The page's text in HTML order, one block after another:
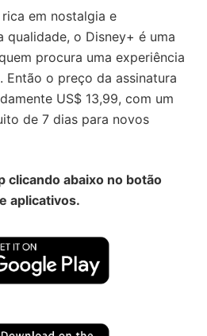
em nostalgia e
qualidade, o Disney+ é uma
procura uma experiência
Então o preço da assinatura
US$ 13,99, com um
de 7 dias para novos
clicando abaixo no botão
aplicativos.